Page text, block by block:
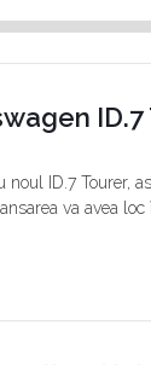
ID.7 Tourer,
va avea loc